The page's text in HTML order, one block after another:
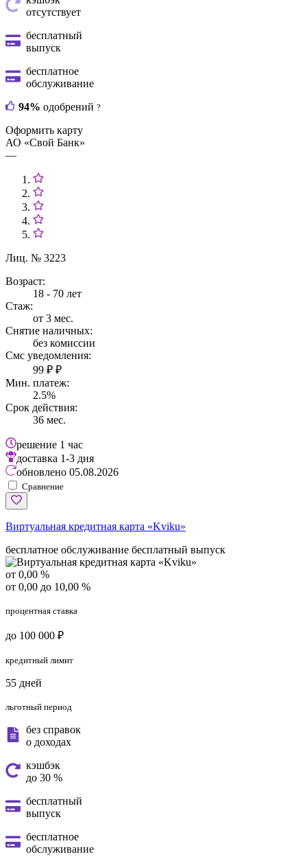
отсутствует
бесплатный
выпуск
бесплатное
обслуживание
94% одобрений ?
Оформить карту
АО «Свой Банк»
—
Лиц. № 3223
Возраст:
18 - 70 лет
Стаж:
от 3 мес.
Снятие наличных:
без комиссии
Смс уведомления:
99 ₽ ₽
Мин. платеж:
2.5%
Срок действия:
36 мес.
решение 1 час
доставка 1-3 дня
обновлено 05.08.2026
Сравнение
Виртуальная кредитная карта «Kviku»
бесплатное обслуживание бесплатный выпуск
от 0,00 %
от 0,00 до 10,00 %
процентная ставка
до 100 000 ₽
кредитный лимит
55 дней
льготный период
без справок
о доходах
кэшбэк
до 30 %
бесплатный
выпуск
бесплатное
обслуживание